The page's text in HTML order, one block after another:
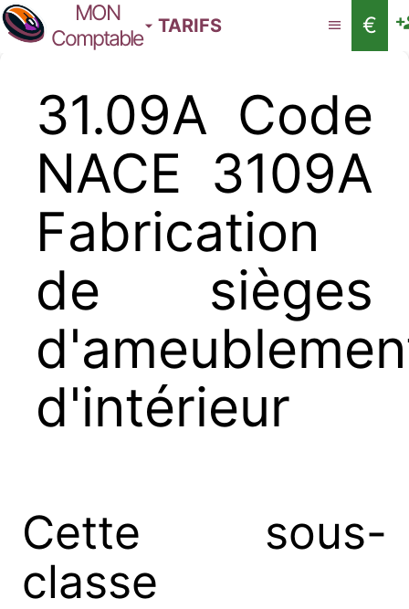
MON
Comptable
TARIFS €
31.09A Code
NACE 3109A
Fabrication
de sièges
d'intérieur
Cette sous-
classe